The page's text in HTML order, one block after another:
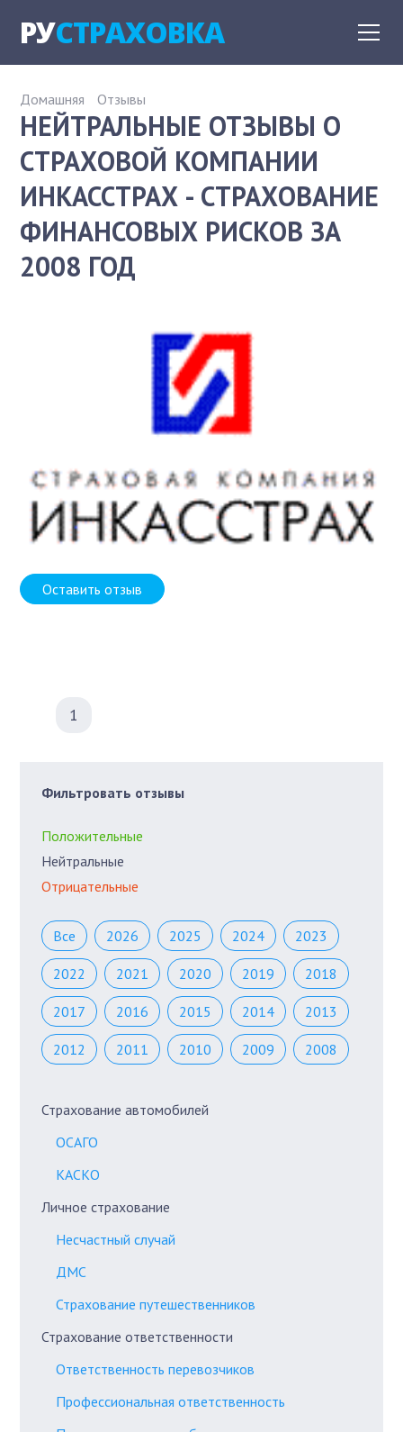
РУСТРАХОВКА
Домашняя Отзывы
НЕЙТРАЛЬНЫЕ ОТЗЫВЫ О
СТРАХОВОЙ КОМПАНИИ
ИНКАССТРАХ - СТРАХОВАНИЕ
ФИНАНСОВЫХ РИСКОВ ЗА
2008 ГОД
Оставить отзыв
1
Фильтровать отзывы
Положительные
Нейтральные
Отрицательные
Все 2026 2025 2024 2023
2022 2021 2020 2019 2018
2017 2016 2015 2014 2013
2012 2011 2010 2009 2008
Страхование автомобилей
ОСАГО
КАСКО
Личное страхование
Несчастный случай
ДМС
Страхование путешественников
Страхование ответственности
Ответственность перевозчиков
Профессиональная ответственность